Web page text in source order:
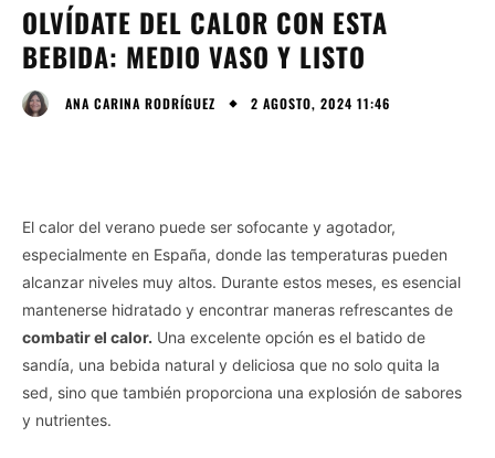
OLVÍDATE DEL CALOR CON ESTA
BEBIDA: MEDIO VASO Y LISTO
ANA CARINA RODRÍGUEZ 2 AGOSTO, 2024 11:46
El calor del verano puede ser sofocante y agotador,
especialmente en España, donde las temperaturas pueden
alcanzar niveles muy altos. Durante estos meses, es esencial
mantenerse hidratado y encontrar maneras refrescantes de
combatir el calor. Una excelente opción es el batido de
sandía, una bebida natural y deliciosa que no solo quita la
sed, sino que también proporciona una explosión de sabores
y nutrientes.